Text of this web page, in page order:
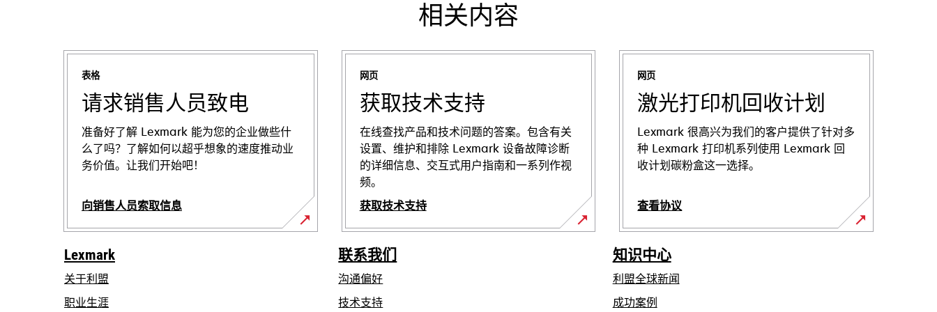
相关内容
表格
请求销售人员致电
准备好了解 Lexmark 能为您的企业做些什
么了吗？了解如何以超乎想象的速度推动业
务价值。让我们开始吧！
向销售人员索取信息
网页
获取技术支持
在线查找产品和技术问题的答案。包含有关
设置、维护和排除 Lexmark 设备故障诊断
的详细信息、交互式用户指南和一系列作视
频。
获取技术支持
在
新
标
签
页
网页
激光打印机回收计划
Lexmark 很高兴为我们的客户提供了针对多
种 Lexmark 打印机系列使用 Lexmark 回
收计划碳粉盒这一选择。
查看协议
Lexmark
关于利盟
职业生涯
联系我们
沟通偏好
技术支持在
知识中心
利盟全球新闻
成功案例